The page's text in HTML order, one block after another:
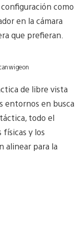
como
en la cámara
que prefieran.
de libre vista
entornos en busca
todo el
físicas y los
alinear para la